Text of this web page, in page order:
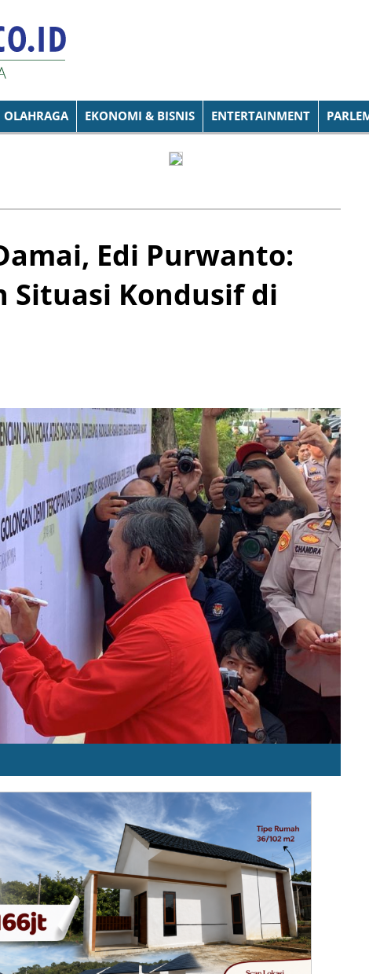
OLAHRAGA EKONOMI & BISNIS ENTERTAINMENT
Edi Purwanto:
Situasi Kondusif di